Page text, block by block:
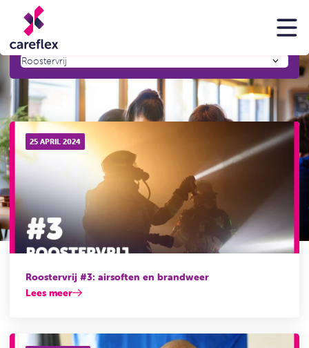
Blog
Filter op:
25 APRIL 2024
Roostervrij #3: airsoften en brandweer
Lees meer